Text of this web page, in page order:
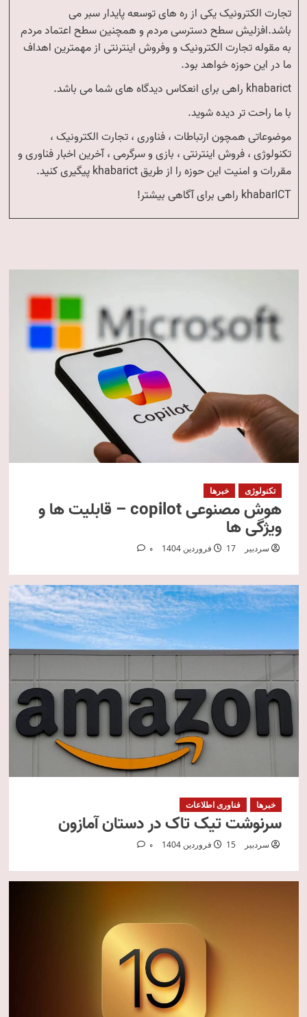
تجارت الکترونیک یکی از ره های توسعه پایدار سبر می
باشد.افزلیش سطح دسترسی مردم و همچنین سطح اعتماد مردم
به مقوله تجارت الکترونیک و وفروش اینترنتی از مهمترین اهداف
ما در این حوزه خواهد بود.
khabarict راهی برای انعکاس دیدگاه های شما می باشد.
با ما راحت تر دیده شوید.
موضوعاتی همچون ارتباطات ، فناوری ، تجارت الکترونیک ،
تکنولوژی ، فروش اینترنتی ، بازی و سرگرمی ، آخرین اخبار فناوری و
مقررات و امنیت این حوزه را از طریق khabarict پیگیری کنید.
khabarICT راهی برای آگاهی بیشتر!
تکنولوژی خبرها
هوش مصنوعی copilot – قابلیت ها و
ویژگی ها
سردبیر 17 فروردین 1404 0
خبرها فناوری اطلاعات
سرنوشت تیک تاک در دستان آمازون
سردبیر 15 فروردین 1404 0